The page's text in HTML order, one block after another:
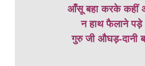
आँसू बहा करके कहीं
न हाथ फैलाने पड़े
गुरु जी औघड़-दानी